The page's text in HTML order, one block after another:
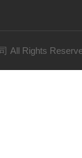
All Rights